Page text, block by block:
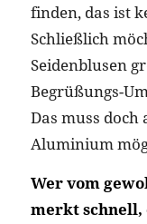
finden, das ist
Schließlich
Seidenblusen
Begrüßungs-
Das muss doch
Aluminium
Wer vom
merkt schnell,